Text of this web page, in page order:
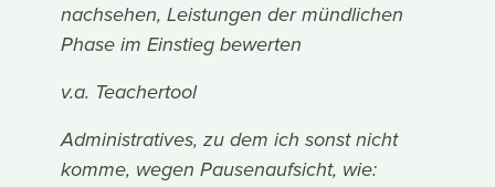
nachsehen, Leistungen der mündlichen
Phase im Einstieg bewerten
v.a. Teachertool
Administratives, zu dem ich sonst nicht
komme, wegen Pausenaufsicht, wie: